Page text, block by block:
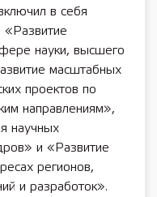
в себя
науки, высшего
масштабных
проектов по
направлениям»,
научных
и «Развитие
регионов,
и разработок».